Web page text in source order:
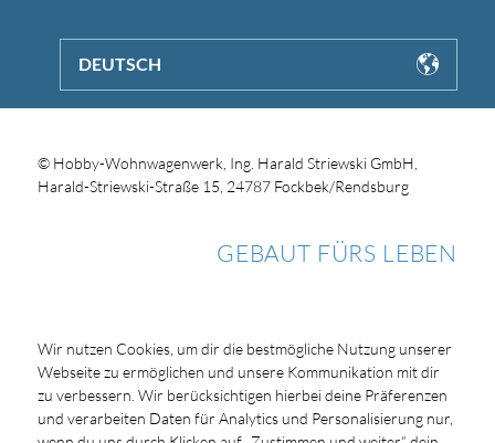
DEUTSCH
© Hobby-Wohnwagenwerk, Ing. Harald Striewski GmbH,
Harald-Striewski-Straße 15, 24787 Fockbek/Rendsburg
GEBAUT FÜRS LEBEN
Wir nutzen Cookies, um dir die bestmögliche Nutzung unserer
Webseite zu ermöglichen und unsere Kommunikation mit dir
zu verbessern. Wir berücksichtigen hierbei deine Präferenzen
und verarbeiten Daten für Analytics und Personalisierung nur,